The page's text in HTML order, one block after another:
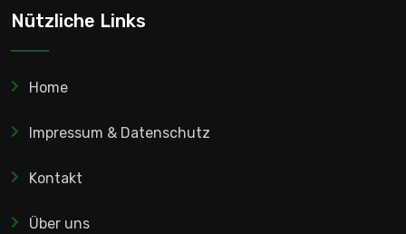
Nützliche Links
Home
Impressum & Datenschutz
Kontakt
Über uns